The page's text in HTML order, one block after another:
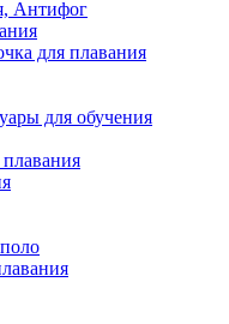
Антифог
для плавания
для обучения